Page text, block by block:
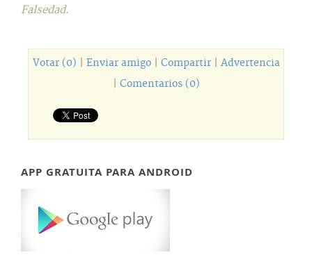
Falsedad.
Votar (0) Enviar amigo| Compartir| Advertencia
Comentarios (0)
APP GRATUITA PARA ANDROID